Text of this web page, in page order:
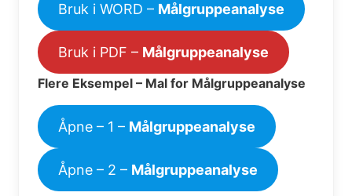
Bruk i WORD – Målgruppeanalyse
Bruk i PDF – Målgruppeanalyse
Flere Eksempel – Mal for Målgruppeanalyse
Åpne – 1 – Målgruppeanalyse
Åpne – 2 – Målgruppeanalyse